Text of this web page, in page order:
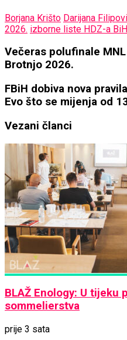
Borjana Krišto Darijana
2026. izborne liste HDZ-a BiH
Večeras
polufinale
MZ
općine
Čitluk
Brotnjo
Večeras polufinale
Brotnjo 2026.
FBiH
dobiva
pravila
za
elektronički
novac:
Evo
što
se
mijenja
od
13.
kolovoza
FBiH dobiva nova
Evo što se mijenja od
Vezani članci
BLAŽ Enology: U tijeku
sommelierstva
prije 3 sata